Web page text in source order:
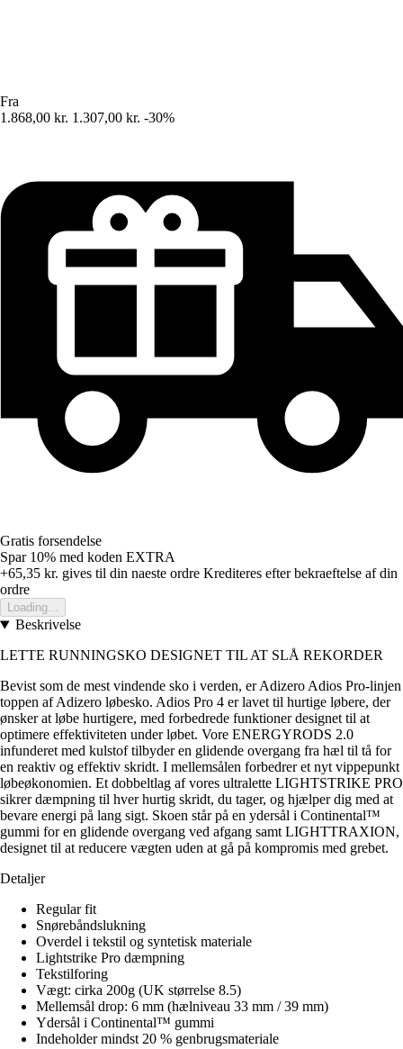
Fra
1.868,00 kr. 1.307,00 kr. -30%
Gratis forsendelse
Spar 10% med koden EXTRA
+65,35 kr. gives til din naeste ordre Krediteres efter bekraeftelse af din
ordre
Loading...
Beskrivelse
LETTE RUNNINGSKO DESIGNET TIL AT SLÅ REKORDER
Bevist som de mest vindende sko i verden, er Adizero Adios Pro-linjen
toppen af Adizero løbesko. Adios Pro 4 er lavet til hurtige løbere, der
ønsker at løbe hurtigere, med forbedrede funktioner designet til at
optimere effektiviteten under løbet. Vore ENERGYRODS 2.0
infunderet med kulstof tilbyder en glidende overgang fra hæl til tå for
en reaktiv og effektiv skridt. I mellemsålen forbedrer et nyt vippepunkt
løbeøkonomien. Et dobbeltlag af vores ultralette LIGHTSTRIKE PRO
sikrer dæmpning til hver hurtig skridt, du tager, og hjælper dig med at
bevare energi på lang sigt. Skoen står på en ydersål i Continental™
gummi for en glidende overgang ved afgang samt LIGHTTRAXION,
designet til at reducere vægten uden at gå på kompromis med grebet.
Detaljer
Regular fit
Snørebåndslukning
Overdel i tekstil og syntetisk materiale
Lightstrike Pro dæmpning
Tekstilforing
Vægt: cirka 200g (UK størrelse 8.5)
Mellemsål drop: 6 mm (hælniveau 33 mm / 39 mm)
Ydersål i Continental™ gummi
Indeholder mindst 20 % genbrugsmateriale